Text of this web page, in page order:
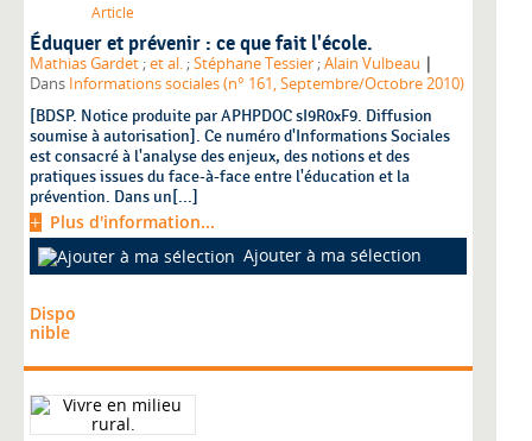
Article
Éduquer et prévenir : ce que fait l'école.
Mathias Gardet ;et al. ;Stéphane Tessier ;Alain Vulbeau |
Dans Informations sociales (n° 161, Septembre/Octobre 2010)
[BDSP. Notice produite par APHPDOC sI9R0xF9. Diffusion
soumise à autorisation]. Ce numéro d'Informations Sociales
est consacré à l'analyse des enjeux, des notions et des
pratiques issues du face-à-face entre l'éducation et la
prévention. Dans un[...]
Plus d'information...
Ajouter à ma sélection
Dispo
nible